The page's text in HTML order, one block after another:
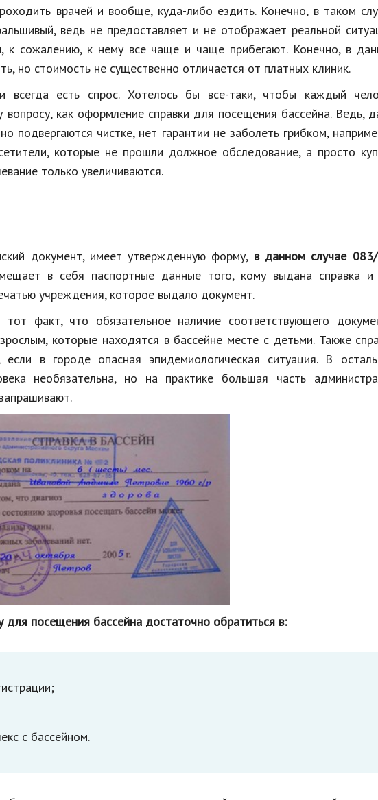
врачей и вообще, куда-либо ездить. Конечно, в таком
ведь не предоставляет и не отображает реальной
к сожалению, к нему все чаще и чаще прибегают. Конечно, в
но стоимость не существенно отличается от платных клиник.
всегда есть спрос. Хотелось бы все-таки, чтобы каждый
как оформление справки для посещения бассейна. Ведь,
подвергаются чистке, нет гарантии не заболеть грибком,
которые не прошли должное обследование, а просто
только увеличиваются.
документ, имеет утвержденную форму, в данном случае
в себя паспортные данные того, кому выдана справка и
учреждения, которое выдало документ.
факт, что обязательное наличие соответствующего
которые находятся в бассейне месте с детьми. Также
если в городе опасная эпидемиологическая ситуация. В
необязательна, но на практике большая часть
для посещения бассейна достаточно обратиться в:
с бассейном.